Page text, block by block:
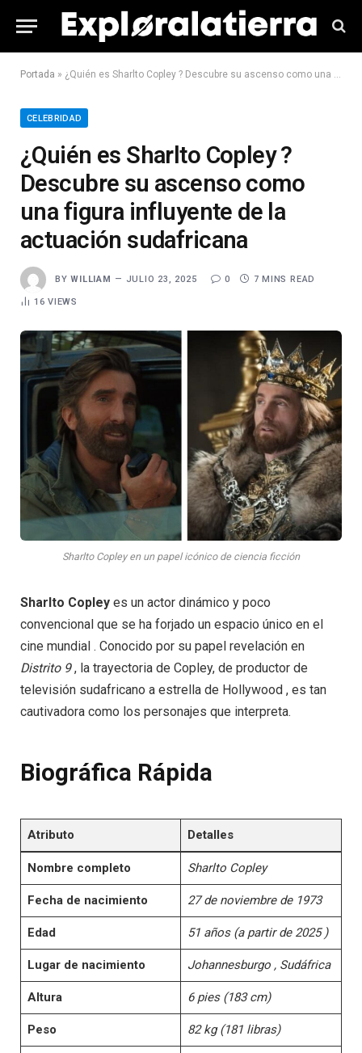
Portada » ¿Quién es Sharlto Copley ? Descubre su ascenso como una figura influyente de la actuación sudafricana
CELEBRIDAD
¿Quién es Sharlto Copley ?
Descubre su ascenso como
una figura influyente de la
actuación sudafricana
BY WILLIAM JULIO 23, 2025 0 7 MINS READ
16VIEWS
Sharlto Copley en un papel icónico de ciencia ficción
Sharlto Copley es un actor dinámico y poco
convencional que se ha forjado un espacio único en el
cine mundial . Conocido por su papel revelación en
Distrito 9, la trayectoria de Copley, de productor de
televisión sudafricano a estrella de Hollywood , es tan
cautivadora como los personajes que interpreta.
Biográfica Rápida
Atributo Detalles
Nombre completo Sharlto Copley
Fecha de nacimiento 27 de noviembre de 1973
Edad 51 años (a partir de 2025 )
Lugar de nacimiento Johannesburgo , Sudáfrica
Altura 6 pies (183 cm)
Peso 82 kg (181 libras)